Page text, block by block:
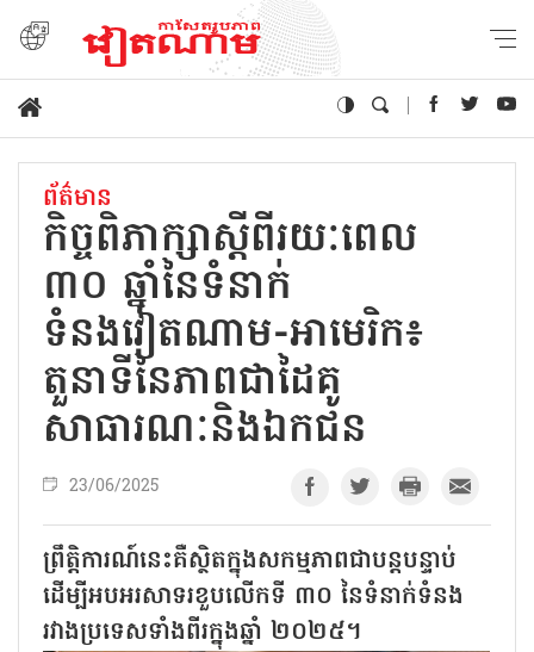
ព័ត៌មាន
កិច្ចពិភាក្សាស្ដីពីរយៈពេល
៣០ ឆ្នាំនៃទំនាក់
ទំនងវៀតណាម-អាមេរិក៖
តួនាទីនៃភាពជាដៃគូ
សាធារណៈនិងឯកជន
23/06/2025
ព្រឹត្តិការណ៍នេះគឺស្ថិតក្នុងសកម្មភាពជាបន្តបន្ទាប់
ដើម្បីអបអរសាទរខួបលើកទី ៣០ នៃទំនាក់ទំនង
រវាងប្រទេសទាំងពីរក្នុងឆ្នាំ ២០២៥។